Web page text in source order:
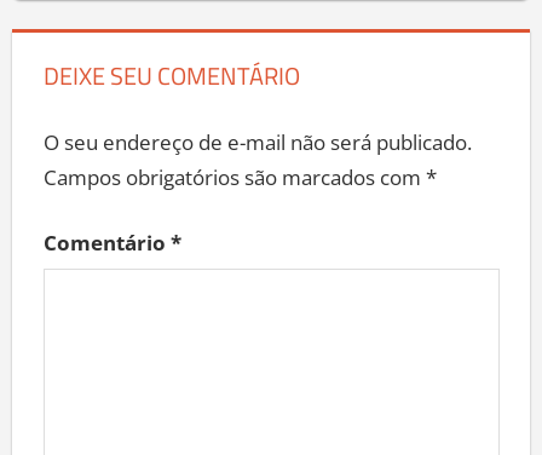
DEIXE SEU COMENTÁRIO
O seu endereço de e-mail não será publicado.
Campos obrigatórios são marcados com *
Comentário *